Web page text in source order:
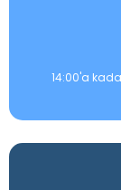
14:00'a